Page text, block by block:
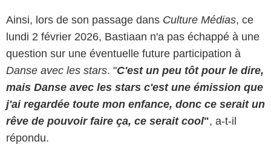
Ainsi, lors de son passage dans Culture Médias, ce
lundi 2 février 2026, Bastiaan n'a pas échappé à une
question sur une éventuelle future participation à
Danse avec les stars. "C'est un peu tôt pour le dire,
mais Danse avec les stars c'est une émission que
j'ai regardée toute mon enfance, donc ce serait un
rêve de pouvoir faire ça, ce serait cool", a-t-il
répondu.
Capture d'écran Culture Médias / Europe 1